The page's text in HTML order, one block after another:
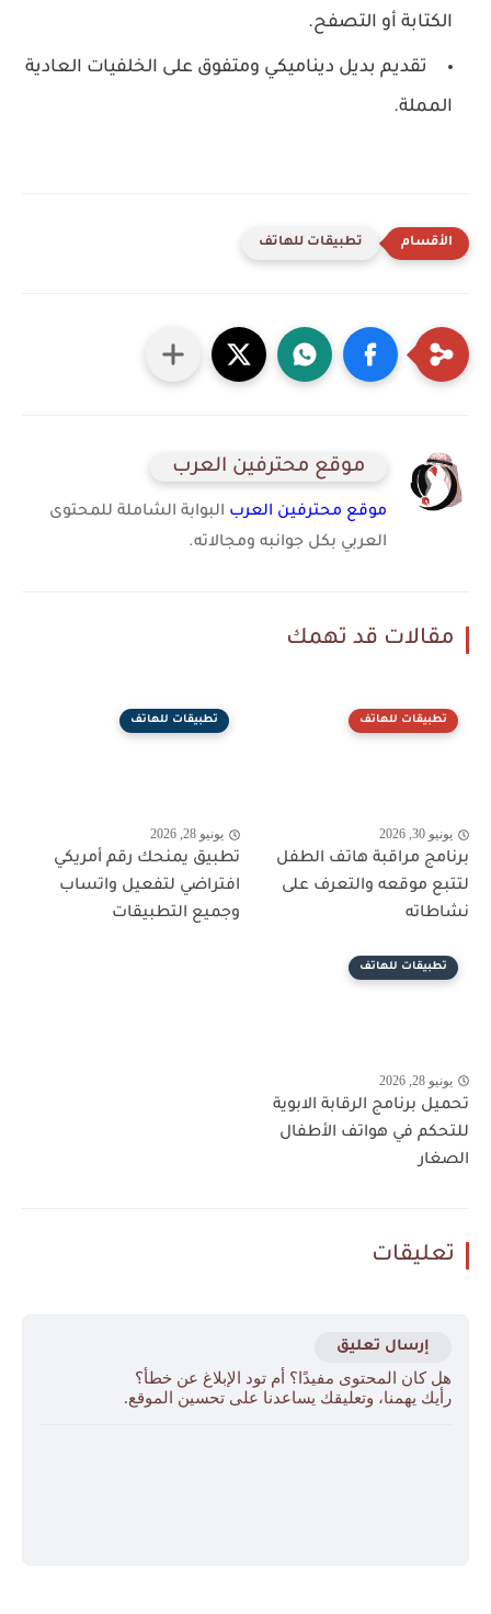
الكتابة أو التصفح.
تقديم بديل ديناميكي ومتفوق على الخلفيات العادية
المملة.
تطبيقات للهاتف
موقع محترفين العرب
موقع محترفين العرب البوابة الشاملة للمحتوى
العربي بكل جوانبه ومجالاته.
مقالات قد تهمك
تطبيقات للهاتف
يونيو 30, 2026
برنامج مراقبة هاتف الطفل
لتتبع موقعه والتعرف على
نشاطاته
تطبيقات للهاتف
يونيو 28, 2026
تطبيق يمنحك رقم أمريكي
افتراضي لتفعيل واتساب
وجميع التطبيقات
تطبيقات للهاتف
يونيو 28, 2026
تحميل برنامج الرقابة الابوية
للتحكم في هواتف الأطفال
الصغار
تعليقات
إرسال تعليق
هل كان المحتوى مفيدًا؟ أم تود الإبلاغ عن خطأ؟
رأيك يهمنا، وتعليقك يساعدنا على تحسين الموقع.